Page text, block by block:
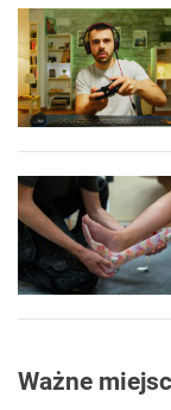
Ważne